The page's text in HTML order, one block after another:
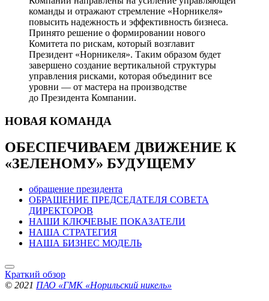
команды и отражают стремление «Норникеля»
повысить надежность и эффективность бизнеса.
Принято решение о формировании нового
Комитета по рискам, который возглавит
Президент «Норникеля». Таким образом будет
завершено создание вертикальной структуры
управления рисками, которая объединит все
уровни — от мастера на производстве
до Президента Компании.
НОВАЯ КОМАНДА
ОБЕСПЕЧИВАЕМ ДВИЖЕНИЕ К
«ЗЕЛЕНОМУ» БУДУЩЕМУ
обращение президента
ОБРАЩЕНИЕ ПРЕДСЕДАТЕЛЯ СОВЕТА
ДИРЕКТОРОВ
НАШИ КЛЮЧЕВЫЕ ПОКАЗАТЕЛИ
НАША СТРАТЕГИЯ
НАША БИЗНЕС МОДЕЛЬ
Краткий обзор
© 2021 ПАО «ГМК «Норильский никель»